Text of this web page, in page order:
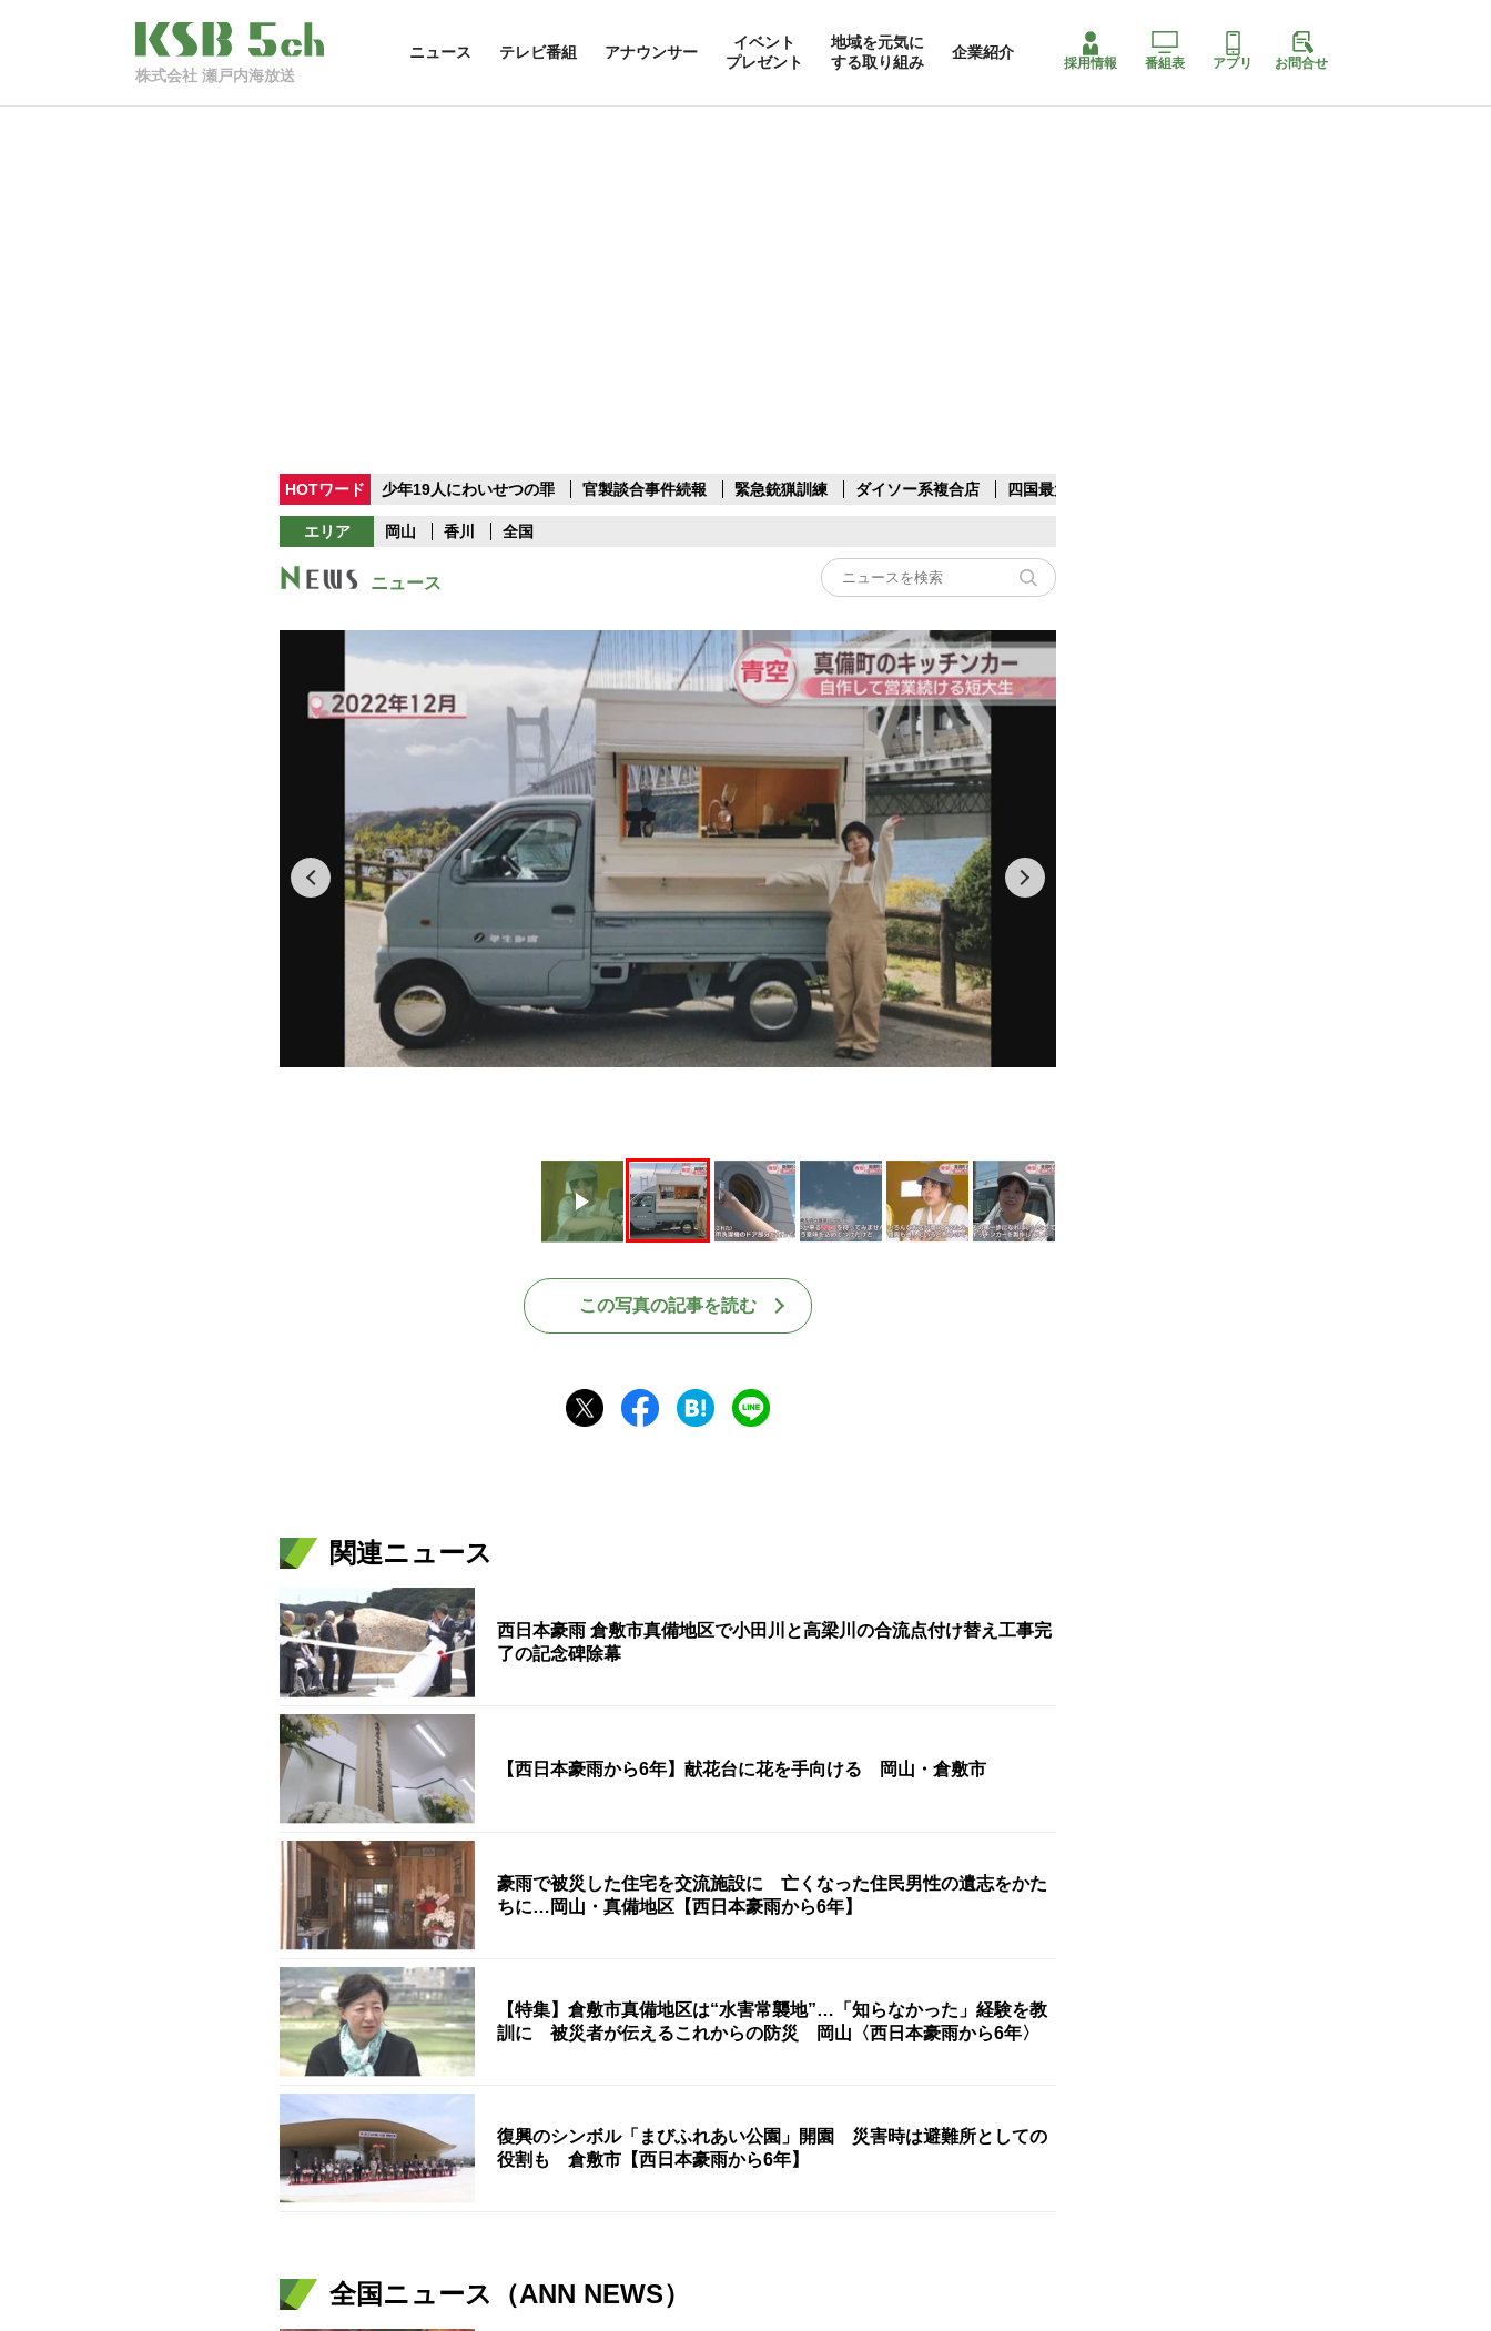
株式会社 瀬戸内海放送
ニュース テレビ番組 アナウンサー
イベント
プレゼント
地域を元気に
する取り組み
企業紹介
採用情報 番組表 アプリ お問合せ
HOTワード 少年19人にわいせつの罪 官製談合事件続報 緊急銃猟訓練 ダイソー系複合店 四国最大スリコ
エリア 岡山 香川 全国
ニュース
この写真の記事を読む
関連ニュース
西日本豪雨 倉敷市真備地区で小田川と高梁川の合流点付け替え工事完
了の記念碑除幕
【西日本豪雨から6年】献花台に花を手向ける 岡山・倉敷市
豪雨で被災した住宅を交流施設に 亡くなった住民男性の遺志をかた
ちに…岡山・真備地区【西日本豪雨から6年】
【特集】倉敷市真備地区は“水害常襲地”…「知らなかった」経験を教
訓に 被災者が伝えるこれからの防災 岡山〈西日本豪雨から6年〉
復興のシンボル「まびふれあい公園」開園 災害時は避難所としての
役割も 倉敷市【西日本豪雨から6年】
全国ニュース（ANN NEWS）